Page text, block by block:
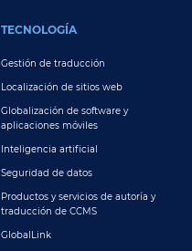
TECNOLOGÍA
Gestión de traducción
Localización de sitios web
Globalización de software y
aplicaciones móviles
Inteligencia artificial
Seguridad de datos
Productos y servicios de autoría y
traducción de CCMS
GlobalLink